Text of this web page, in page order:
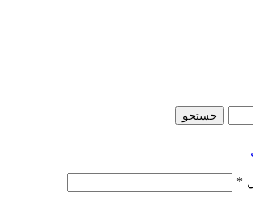
جستجو
*